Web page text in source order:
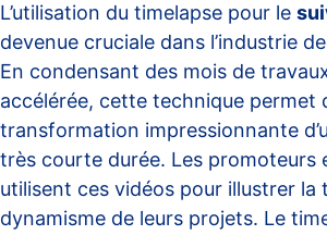
L’utilisation du timelapse pour le
devenue cruciale dans l’industrie
En condensant des mois de
accélérée, cette technique permet
transformation impressionnante
très courte durée. Les promoteurs
utilisent ces vidéos pour illustrer la
dynamisme de leurs projets. Le